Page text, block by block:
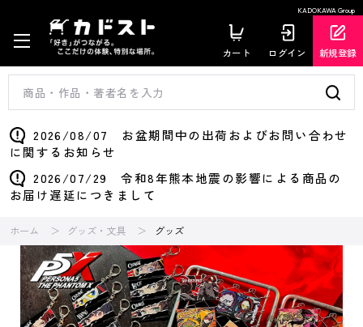
KADOKAWA Group
カート ログイン 新規登録
2026/08/07 お盆期間中の出荷およびお問い合わせ
に関するお知らせ
2026/07/29 令和8年熊本地震の影響による商品の
お届け遅延につきまして
ホーム グッズ・文具 グッズ